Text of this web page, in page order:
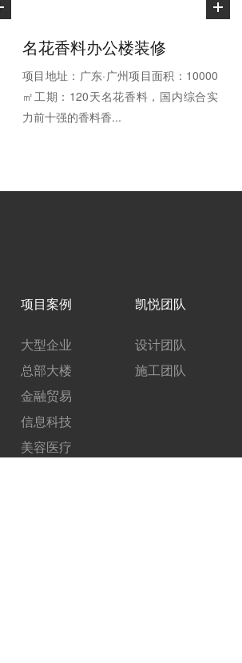
名花香料办公楼装修
项目地址：广东·广州项目面积：10000
㎡工期：120天名花香料，国内综合实
力前十强的香料香...
项目案例
大型企业
总部大楼
金融贸易
信息科技
美容医疗
凯悦团队
设计团队
施工团队